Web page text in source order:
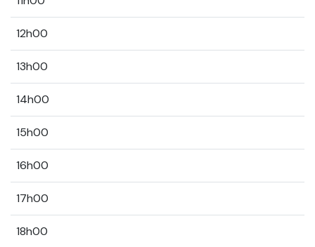
12h00
13h00
14h00
15h00
16h00
17h00
18h00